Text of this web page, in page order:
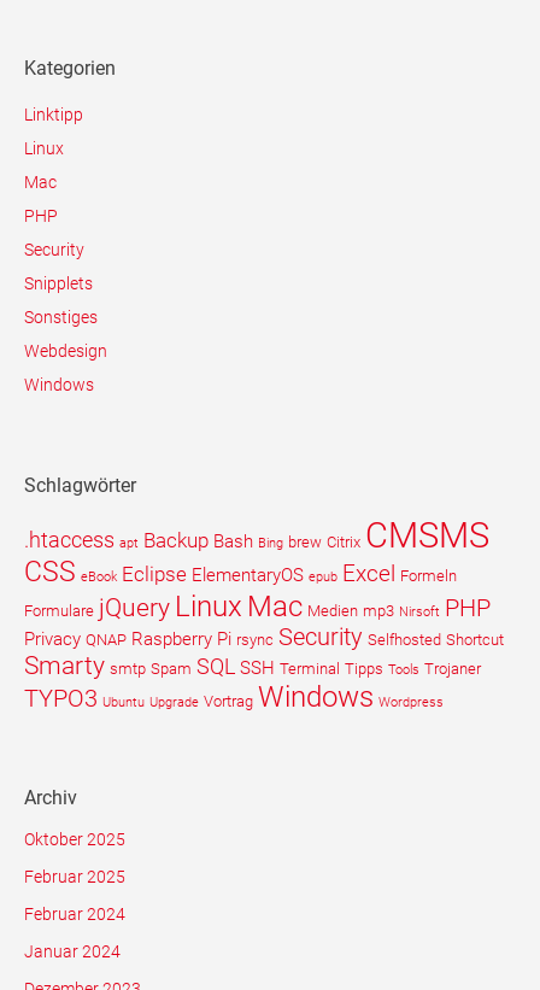
Kategorien
Linktipp
Linux
Mac
PHP
Security
Snipplets
Sonstiges
Webdesign
Windows
Schlagwörter
.htaccess apt Backup Bash Bing brew Citrix CMSMS
CSS eBook Eclipse ElementaryOS epub Excel Formeln
Formulare jQuery Linux Mac Medien mp3 Nirsoft PHP
Privacy QNAP Raspberry Pi rsync Security Selfhosted Shortcut
Smarty smtp Spam SQL SSH Terminal Tipps Tools Trojaner
TYPO3 Ubuntu Upgrade Vortrag Windows Wordpress
Archiv
Oktober 2025
Februar 2025
Februar 2024
Januar 2024